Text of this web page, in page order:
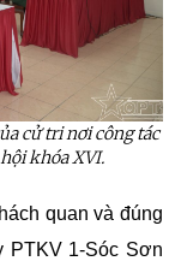
cử tri nơi công tác
khóa XVI.
quan và đúng
PTKV 1-Sóc Sơn